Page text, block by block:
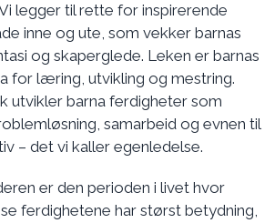
legger til rette for inspirerende
inne og ute, som vekker barnas
og skaperglede. Leken er barnas
for læring, utvikling og mestring.
utvikler barna ferdigheter som
samarbeid og evnen til
– det vi kaller egenledelse.
er den perioden i livet hvor
ferdighetene har størst betydning,